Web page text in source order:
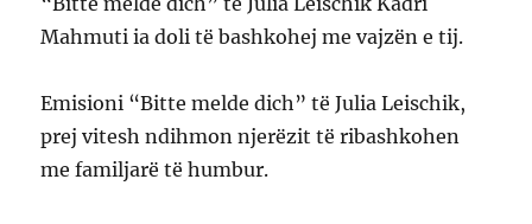
Mahmuti ia doli të bashkohej me vajzën e tij.
Emisioni “Bitte melde dich” të Julia Leischik,
prej vitesh ndihmon njerëzit të ribashkohen
me familjarë të humbur.